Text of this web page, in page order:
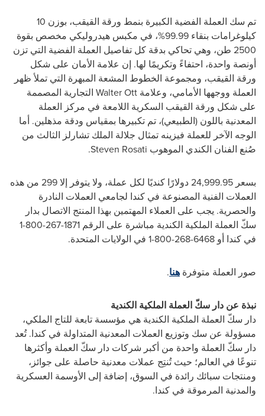
تم سك العملة الفضية الكبيرة بنمط ورقة القيقب، بوزن 10
كيلوغرامات بنقاء 99.99%، في مكبس هيدروليكي مخصص بقوة
2500 طن، وهي تحاكي بدقة كل تفاصيل العملة الفضية التي تزن
أونصة واحدة، احتفاءً وتكريمًا لها. إن علامة الأمان على شكل
ورقة القيقب، ومجموعة الخطوط المشعة المبهرة التي تملأ ظهر
العملة ووجهها الأمامي، وعلامة Walter Ott التجارية المصممة
على شكل ورقة القيقب السكرية اللامعة في مركز العملة
المعدنية باللون (الطبيعي)، تم تكبيرها بمقياس ودقة مذهلين. أما
الوجه الآخر للعملة فيزينه تمثال جلالة الملك تشارلز الثالث من
صُنع الفنان الكندي الموهوب Steven Rosati
.
بسعر 24,999.95 دولارًا كنديًا لكل عملة، ولا يتوفر إلا 299 من هذه
العملات الفنية المصنوعة في كندا لجامعي العملات النادرة
والحصرية. يجب على العملاء المهتمين بهذا المنتج الاتصال بدار
سكّ العملة الملكية الكندية مباشرة على الرقم 1871-267-800-1
في كندا أو 6468-268-800-1 في الولايات المتحدة.
صور العملة متوفرة هنا.
نبذة عن دار سكّ العملة الملكية الكندية
دار سكّ العملة الملكية الكندية هي مؤسسة تابعة للتاج الملكي،
مسؤولة عن سك وتوزيع العملات المعدنية المتداولة في كندا. تُعد
دار سكّ العملة واحدة من أكبر شركات دار سكّ العملة وأكثرها
تنوعًا في العالم؛ حيث تُنتِج عملات معدنية حاصلة على جوائز،
ومنتجات سبائك رائدة في السوق، إضافة إلى الأوسمة العسكرية
والمدنية المرموقة في كندا.